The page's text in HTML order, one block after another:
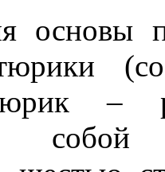
основы
–